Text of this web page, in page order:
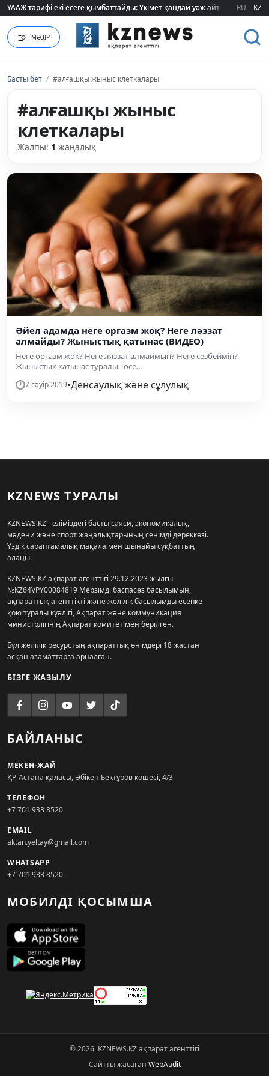
ҮААЖ тарифі екі есеге қымбаттайды: Үкімет қандай уәж айтады?
ҮААЖ тарифі екі есеге қымбаттайды: Үкімет қандай уәж айтады? RU KZ
МӘЗІР
Басты бет / #алғашқы жыныс клеткалары
#алғашқы жыныс
клеткалары
Жалпы: 1 жаңалық
Әйел адамда неге оргазм жоқ? Неге ләззат
алмайды? Жыныстық қатынас (ВИДЕО)
Неге оргазм жок? Неге ляззат алмаймын? Неге сезбеймін?
Жыныстық қатынас туралы Төсе...
7 сәуір 2019•Денсаулық және сұлулық
KZNEWS ТУРАЛЫ
KZNEWS.KZ - еліміздегі басты саяси, экономикалық,
мәдени және спорт жаңалықтарының сенімді дереккөзі.
Үздік сараптамалық мақала мен шынайы сұқбаттың
алаңы.
KZNEWS.KZ ақпарат агенттігі 29.12.2023 жылғы
№KZ64VPY00084819 Мерзімді баспасөз басылымын,
ақпараттық агенттікті және желілік басылымды есепке
қою туралы куәлігі, Ақпарат және коммуникация
министрлігінің Ақпарат комитетімен берілген.
Бұл желілік ресурстың ақпараттық өнімдері 18 жастан
асқан азаматтарға арналған.
БІЗГЕ ЖАЗЫЛУ
БАЙЛАНЫС
МЕКЕН-ЖАЙ
ҚР, Астана қаласы, Әбікен Бектұров көшесі, 4/3
ТЕЛЕФОН
+7 701 933 8520
EMAIL
aktan.yeltay@gmail.com
WHATSAPP
+7 701 933 8520
МОБИЛДІ ҚОСЫМША
© 2026. KZNEWS.KZ ақпарат агенттігі
Сайтты жасаған WebAudit